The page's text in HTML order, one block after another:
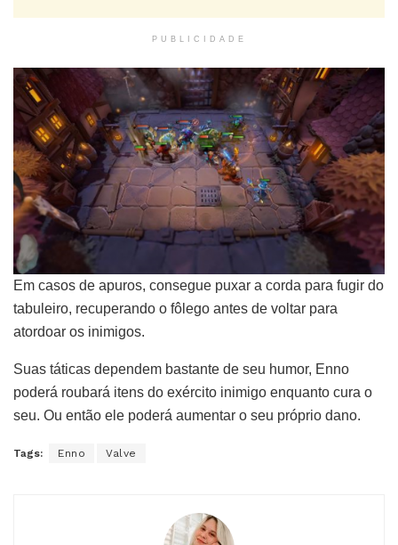
PUBLICIDADE
Em casos de apuros, consegue puxar a corda para fugir do
tabuleiro, recuperando o fôlego antes de voltar para
atordoar os inimigos.
Suas táticas dependem bastante de seu humor, Enno
poderá roubará itens do exército inimigo enquanto cura o
seu. Ou então ele poderá aumentar o seu próprio dano.
Tags: Enno Valve